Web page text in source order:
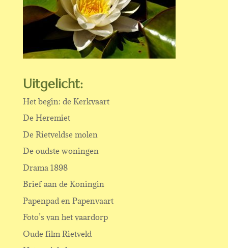
Uitgelicht:
Het begin: de Kerkvaart
De Heremiet
De Rietveldse molen
De oudste woningen
Drama 1898
Brief aan de Koningin
Papenpad en Papenvaart
Foto’s van het vaardorp
Oude film Rietveld